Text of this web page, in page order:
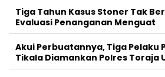
Tiga Tahun Kasus Stoner Tak
Evaluasi Penanganan Menguat
Akui Perbuatannya, Tiga Pelaku
Tikala Diamankan Polres Toraja